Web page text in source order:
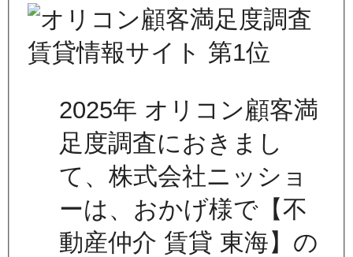
2025年 オリコン顧客満
足度調査におきまし
て、株式会社ニッショ
ーは、おかげ様で【不
動産仲介 賃貸 東海】の